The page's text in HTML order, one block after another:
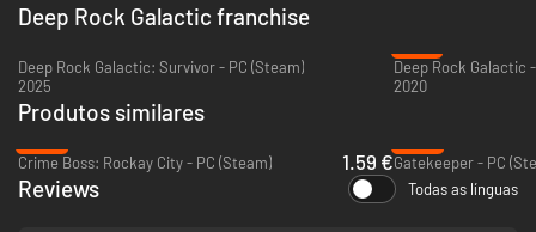
Os Recuperadores são a força de segurança de elite da Deep Rock
Deep Rock Galactic franchise
Deep Rock Galactic: Survivor - PC (Steam)
2025
Deep Rock Galactic
2020
Produtos similares
Crime Boss: Rockay City - PC (Steam)
1.59 €Gatekeeper - PC
Reviews Todas as línguas